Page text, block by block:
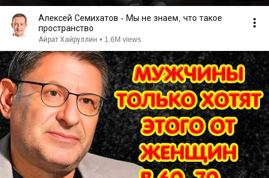
Алексей Семихатов - Мы не знаем, что такое
пространство
Айрат Хайруллин • 1.6M views